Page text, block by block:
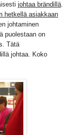
johtaa brändillä.
hetkellä asiakkaan
johtaminen
puolestaan on
Tätä
johtaa. Koko